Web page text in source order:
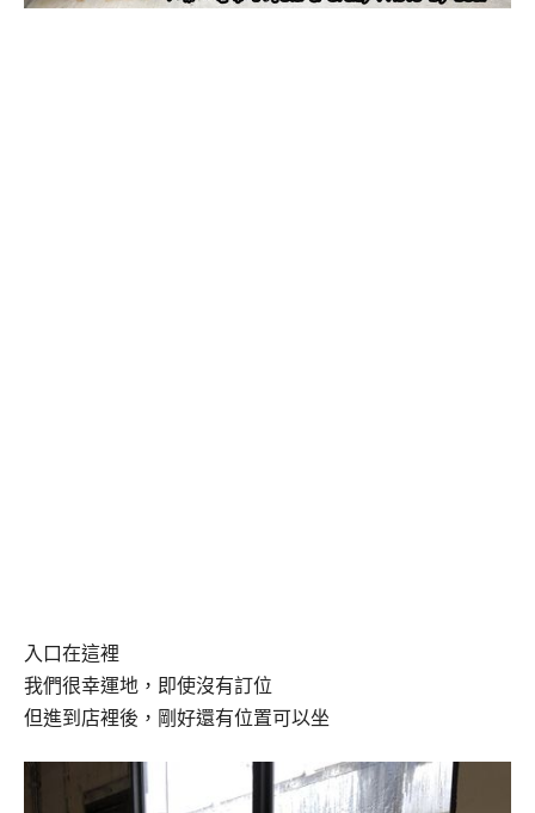
入口在這裡
我們很幸運地，即使沒有訂位
但進到店裡後，剛好還有位置可以坐